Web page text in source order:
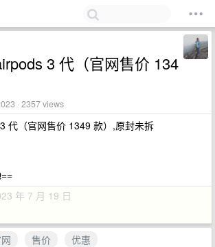
3 代（官网售价 134
· 2357 views
代（官网售价 1349 款）,原封未拆
年 7 月 19 日
售价
优惠